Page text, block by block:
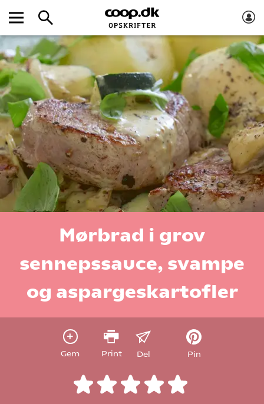
Mørbrad i grov
sennepssauce, svampe
og aspargeskartofler
Gem Print Del Pin